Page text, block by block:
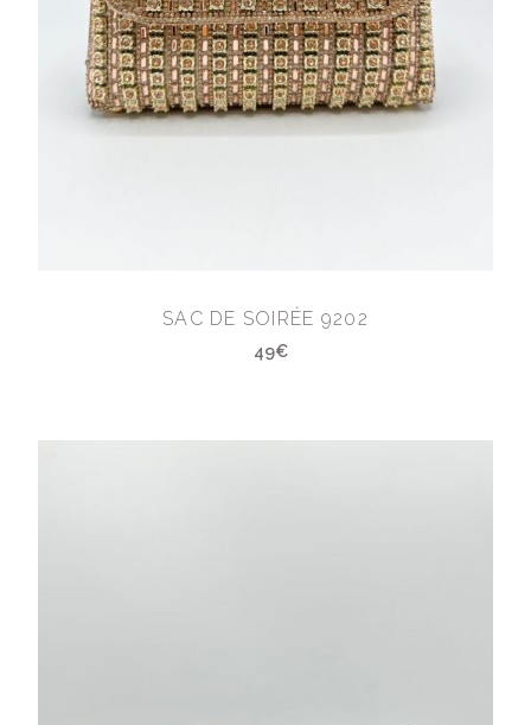
SAC DE SOIRÉE 9202
49€